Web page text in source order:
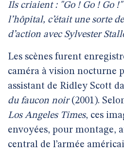
Ils criaient : "Go ! Go ! Go !"
l’hôpital, c’était une sorte
d’action avec Sylvester
Les scènes furent
caméra à vision nocturne
assistant de Ridley Scott
du faucon noir(2001).
Los Angeles Times, ces
envoyées, pour montage,
central de l’armée